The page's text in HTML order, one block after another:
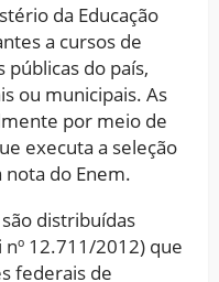
da Educação
a cursos de
do país,
ou municipais. As
por meio de
executa a seleção
do Enem.
distribuídas
12.711/2012) que
federais de